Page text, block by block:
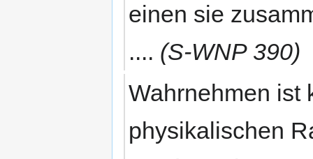
einen sie
.... (S-WNP 390)
Wahrnehmen ist
physikalischen